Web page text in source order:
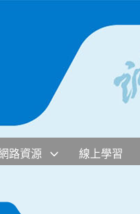
路資源 線上學習